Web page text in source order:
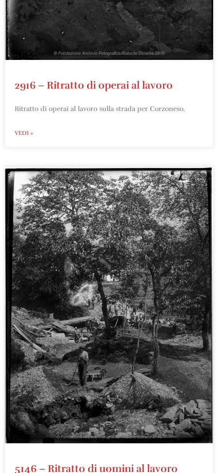
2916 – Ritratto di operai al lavoro
Ritratto di operai al lavoro sulla strada per Corzoneso.
VEDI »
5146 – Ritratto di uomini al lavoro